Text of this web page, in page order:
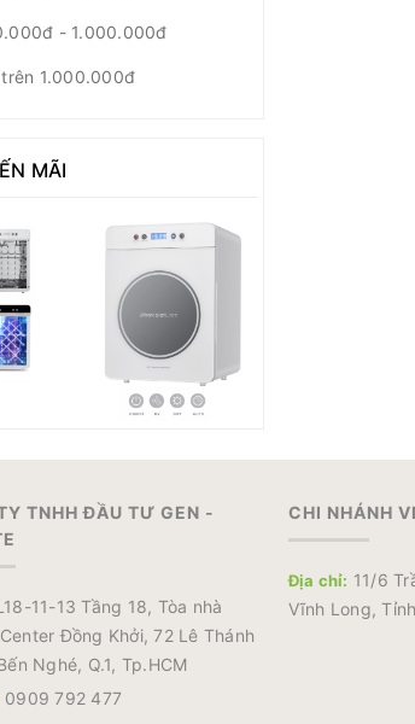
- 1.000.000đ
trên 1.000.000đ
MÃI
TNHH ĐẦU TƯ GEN -
11-13 Tầng 18, Tòa nhà
Đồng Khởi, 72 Lê Thánh
Nghé, Q.1, Tp.HCM
0909 792 477
CHI NHÁNH
Địa chỉ: 11/6
Vĩnh Long,